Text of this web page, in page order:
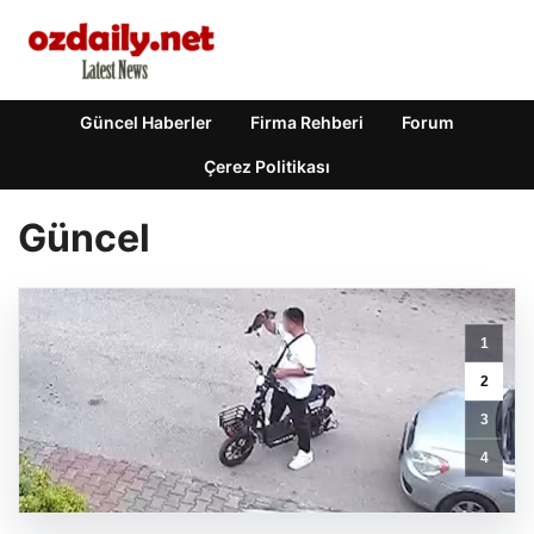
Güncel Haberler Firma Rehberi Forum
Çerez Politikası
Güncel
1
2
3
4
Many
Older
Americans
Are
Stopping
Weight-
Loss
Medications